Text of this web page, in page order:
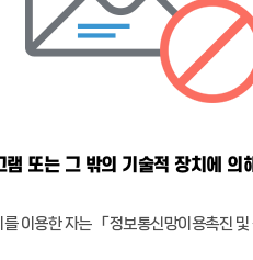
또는 그 밖의 기술적 장치에
이용한 자는 「정보통신망이용촉진